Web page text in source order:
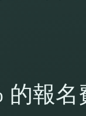
的報